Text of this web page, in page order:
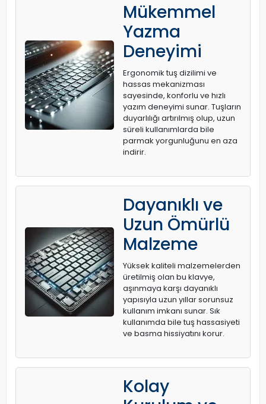
Mükemmel
Yazma
Deneyimi
Ergonomik tuş dizilimi ve
hassas mekanizması
sayesinde, konforlu ve hızlı
yazım deneyimi sunar. Tuşların
duyarlılığı artırılmış olup, uzun
süreli kullanımlarda bile
parmak yorgunluğunu en aza
indirir.
Dayanıklı ve
Uzun Ömürlü
Malzeme
Yüksek kaliteli malzemelerden
üretilmiş olan bu klavye,
aşınmaya karşı dayanıklı
yapısıyla uzun yıllar sorunsuz
kullanım imkanı sunar. Sık
kullanımda bile tuş hassasiyeti
ve basma hissiyatını korur.
Kolay